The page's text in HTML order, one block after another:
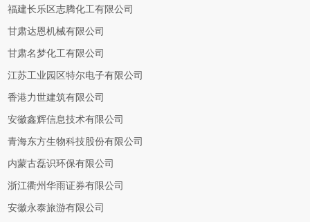
福建长乐区志腾化工有限公司
甘肃达恩机械有限公司
甘肃名梦化工有限公司
江苏工业园区特尔电子有限公司
香港力世建筑有限公司
安徽鑫辉信息技术有限公司
青海东方生物科技股份有限公司
内蒙古磊识环保有限公司
浙江衢州华雨证券有限公司
安徽永泰旅游有限公司